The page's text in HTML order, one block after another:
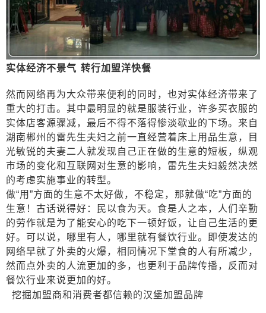
实体经济不景气 转行加盟洋快餐
然而网络再为大众带来便利的同时，也对实体经济带来了
重大的打击。其中最明显的就是服装行业，许多买衣服的
实体店客源骤减，最后不得不落得惨淡歇业的下场。来自
湖南郴州的雷先生夫妇之前一直经营着床上用品生意，目
光敏锐的夫妻二人就发现自己正在做的生意的短板，纵观
市场的变化和互联网对生意的影响，雷先生夫妇毅然决然
的考虑实施事业的转型。
做“用”方面的生意不太好做，不稳定，那就做“吃”方面的
生意！古话说得好：民以食为天。食是人之本，人们辛勤
的劳作就是为了能安心的吃下一顿好饭，让自己生活的更
好。可以说，哪里有人，哪里就有餐饮行业。即使发达的
网络早就了外卖的火爆，相同情况下堂食的人有所减少，
然而点外卖的人流更加的多，也更利于品牌传播，反而对
餐饮行业来说更加的好。
挖掘加盟商和消费者都信赖的汉堡加盟品牌